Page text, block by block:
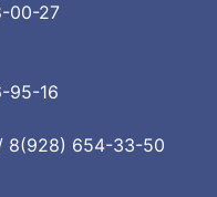
00-27
95-16
8(928) 654-33-50